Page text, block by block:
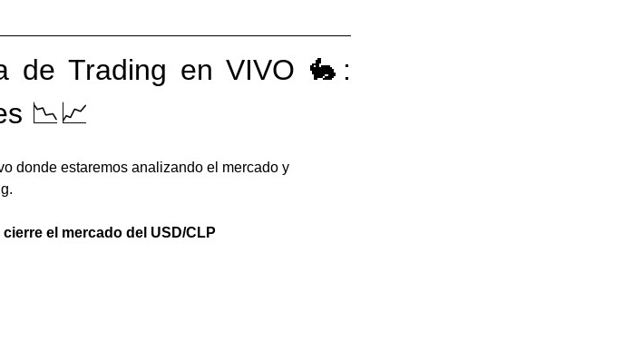
de Trading en VIVO 🐇:
📉📈
donde estaremos analizando el mercado y
el mercado del USD/CLP